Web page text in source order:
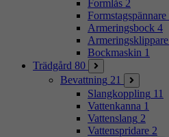
Formlås 2
Formstagspännare
Armeringsbock 4
Armeringsklippare
Bockmaskin 1
Trädgård 80
Bevattning 21
Slangkoppling 11
Vattenkanna 1
Vattenslang 2
Vattenspridare 2